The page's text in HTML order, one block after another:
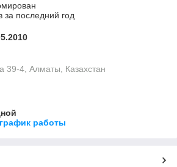
за последний год
39-4, Алматы, Казахстан
работы